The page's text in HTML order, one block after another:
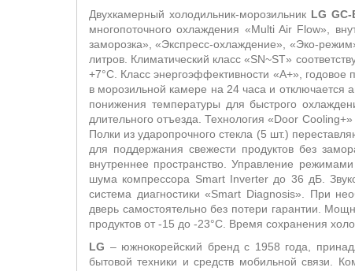
Двухкамерный холодильник-морозильник LG GC-
многопоточного охлаждения «Multi Air Flow»,
заморозка», «Экспресс-охлаждение», «Эко-
литров. Климатический класс «SN~ST»
+7°С. Класс энергоэффективности «А+», годовое
в морозильной камере на 24 часа и отключается
понижения температуры для быстрого
длительного отъезда. Технология«Door Cooling+»
Полки из ударопрочного стекла (5 шт.)
для поддержания свежести продуктов без
внутреннее пространство. Управление
шума компрессора Smart Inverter до 36 дБ.
система диагностики «Smart Diagnosis». При
дверь самостоятельно без потери гарантии.
продуктов от -15 до -23°С. Время сохранения
LG – южнокорейский бренд с 1958 года,
бытовой техники и средств мобильной связи.